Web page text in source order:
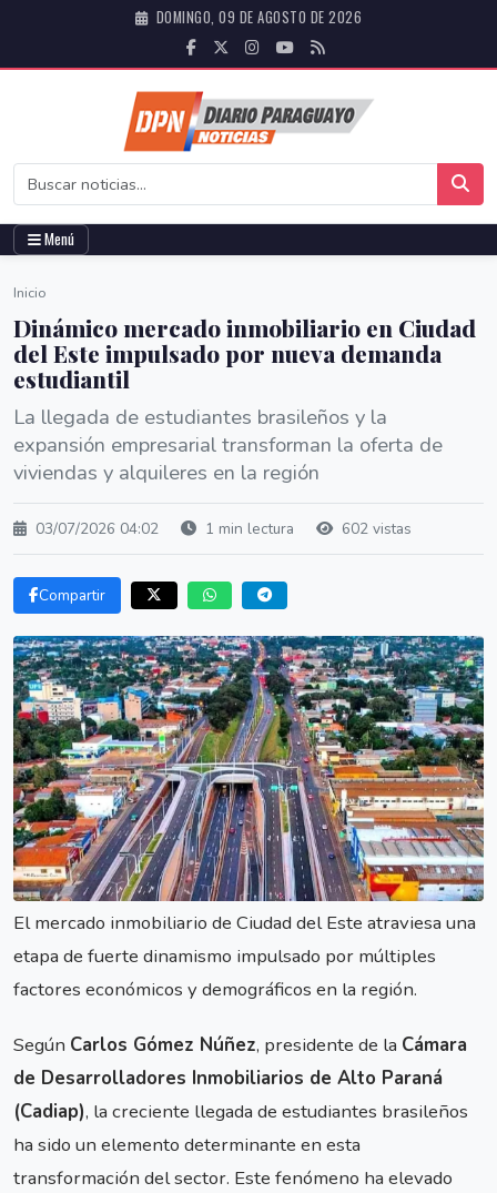
DOMINGO, 09 DE AGOSTO DE 2026
Menú
Inicio
Dinámico mercado inmobiliario en Ciudad
del Este impulsado por nueva demanda
estudiantil
La llegada de estudiantes brasileños y la
expansión empresarial transforman la oferta de
viviendas y alquileres en la región
03/07/2026 04:02 1 min lectura 602 vistas
Compartir
El mercado inmobiliario de Ciudad del Este atraviesa una
etapa de fuerte dinamismo impulsado por múltiples
factores económicos y demográficos en la región.
Según Carlos Gómez Núñez, presidente de la Cámara
de Desarrolladores Inmobiliarios de Alto Paraná
(Cadiap), la creciente llegada de estudiantes brasileños
ha sido un elemento determinante en esta
transformación del sector. Este fenómeno ha elevado